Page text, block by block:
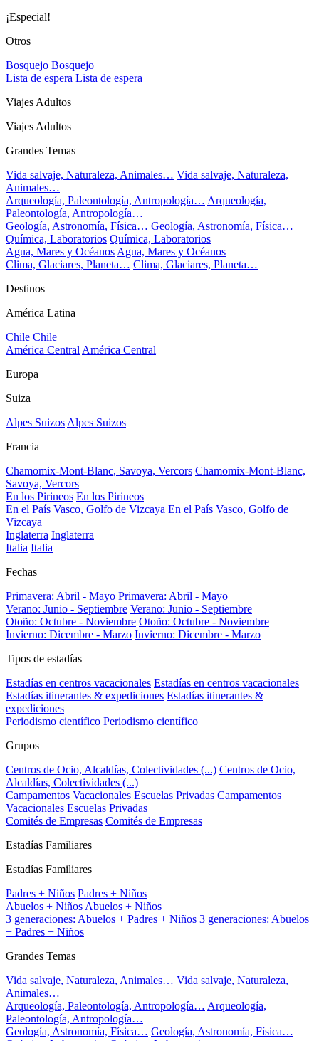
¡Especial!
Otros
Bosquejo Bosquejo
Lista de espera Lista de espera
Viajes Adultos
Viajes Adultos
Grandes Temas
Vida salvaje, Naturaleza, Animales… Vida salvaje, Naturaleza,
Animales…
Arqueología, Paleontología, Antropología… Arqueología,
Paleontología, Antropología…
Geología, Astronomía, Física… Geología, Astronomía, Física…
Química, Laboratorios Química, Laboratorios
Agua, Mares y OcéanosAgua, Mares y Océanos
Clima, Glaciares, Planeta… Clima, Glaciares, Planeta…
Destinos
América Latina
Chile Chile
América CentralAmérica Central
Europa
Suiza
Alpes SuizosAlpes Suizos
Francia
Chamomix-Mont-Blanc, Savoya, Vercors Chamomix-Mont-Blanc,
Savoya, Vercors
En los Pirineos En los Pirineos
En el País Vasco, Golfo de Vizcaya En el País Vasco, Golfo de
Vizcaya
Inglaterra Inglaterra
Italia Italia
Fechas
Primavera: Abril - Mayo Primavera: Abril - Mayo
Verano: Junio - Septiembre Verano: Junio - Septiembre
Otoño: Octubre - Noviembre Otoño: Octubre - Noviembre
Invierno: Dicembre - Marzo Invierno: Dicembre - Marzo
Tipos de estadías
Estadías en centros vacacionales Estadías en centros vacacionales
Estadías itinerantes & expediciones Estadías itinerantes &
expediciones
Periodismo científico Periodismo científico
Grupos
Centros de Ocio, Alcaldías, Colectividades (...) Centros de Ocio,
Alcaldías, Colectividades (...)
Campamentos Vacacionales Escuelas Privadas Campamentos
Vacacionales Escuelas Privadas
Comités de Empresas Comités de Empresas
Estadías Familiares
Estadías Familiares
Padres + Niños Padres + Niños
Abuelos + NiñosAbuelos + Niños
3 generaciones: Abuelos + Padres + Niños 3 generaciones: Abuelos
+ Padres + Niños
Grandes Temas
Vida salvaje, Naturaleza, Animales… Vida salvaje, Naturaleza,
Animales…
Arqueología, Paleontología, Antropología… Arqueología,
Paleontología, Antropología…
Geología, Astronomía, Física… Geología, Astronomía, Física…